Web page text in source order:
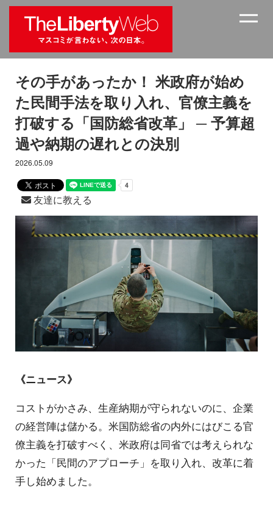
その手があったか！ 米政府が始め
た民間手法を取り入れ、官僚主義を
打破する「国防総省改革」 ─ 予算超
過や納期の遅れとの決別
2026.05.09
友達に教える
《ニュース》
コストがかさみ、生産納期が守られないのに、企業
の経営陣は儲かる。米国防総省の内外にはびこる官
僚主義を打破すべく、米政府は同省では考えられな
かった「民間のアプローチ」を取り入れ、改革に着
手し始めました。